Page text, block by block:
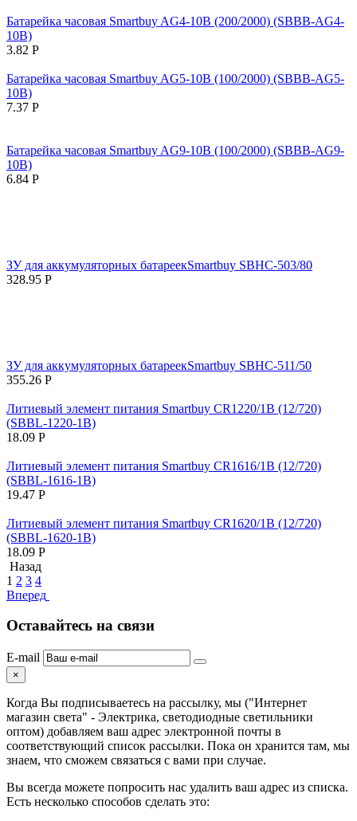
Батарейка часовая Smartbuy AG4-10B (200/2000) (SBBB-AG4-
10B)
3.82 Р
Батарейка часовая Smartbuy AG5-10B (100/2000) (SBBB-AG5-
10B)
7.37 Р
Батарейка часовая Smartbuy AG9-10B (100/2000) (SBBB-AG9-
10B)
6.84 Р
ЗУ для аккумуляторных батареекSmartbuy SBHC-503/80
328.95 Р
ЗУ для аккумуляторных батареекSmartbuy SBHC-511/50
355.26 Р
Литиевый элемент питания Smartbuy CR1220/1B (12/720)
(SBBL-1220-1B)
18.09 Р
Литиевый элемент питания Smartbuy CR1616/1B (12/720)
(SBBL-1616-1B)
19.47 Р
Литиевый элемент питания Smartbuy CR1620/1B (12/720)
(SBBL-1620-1B)
18.09 Р
Назад
1 2 3 4
Вперед
Оставайтесь на связи
E-mail
×
Когда Вы подписываетесь на рассылку, мы ("Интернет
магазин света" - Электрика, светодиодные светильники
оптом) добавляем ваш адрес электронной почты в
соответствующий список рассылки. Пока он хранится там, мы
знаем, что сможем связаться с вами при случае.
Вы всегда можете попросить нас удалить ваш адрес из списка.
Есть несколько способов сделать это: